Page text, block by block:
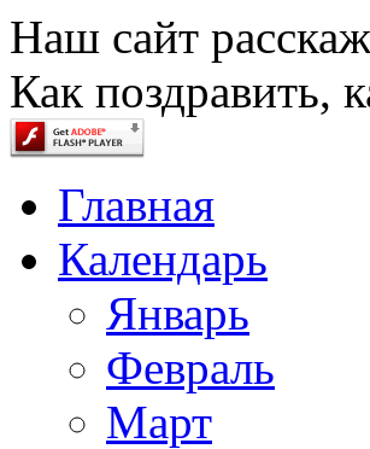
Наш сайт
Как поздравить,
Главная
Календарь
Январь
Февраль
Март